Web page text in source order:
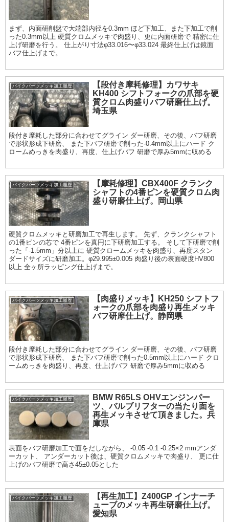
まず、内面研削盤で大端部内径を0.3mm ほど下加工、また下加工で削
った0.3mm以上 硬質クロムメッキで肉盛り、更に内面研磨で 精密に仕
上げ研磨を行う。 仕上がり寸法φ33.016〜φ33.024 最終仕上げは鏡面
バフ仕上げまで。
バイクパーツメッキ加工履歴
【段付き摩耗修理】カワサキ
KH400 シフトフォークの爪部を硬
質クロム肉盛りバフ研磨仕上げ。
埼玉県
段付き摩耗した部分に合わせてグライン ダー研磨、その後、バフ研磨
で形状形成下研磨、 また下バフ研磨で削った-0.4mm以上にハード ク
ロームめっきを肉盛り、再度、仕上げバフ 研磨で厚み5mmに収める
バイクパーツメッキ加工履歴
【摩耗修理】CBX400F クランク
シャフトの4番ピンを硬質クロム肉
盛り研磨仕上げ。岡山県
硬質クロムメッキと研磨加工で再生します。 先ず、クランクシャフト
の1番ピンの芯で 4番ピンを真円に下研磨加工する。 そして下研磨で削
った「-1.5mm」分以上に 硬質クロームメッキを肉盛り、再度スタン
ダードサイズに研磨加工。φ29.995±0.005 肉盛り後の表面硬度HV800
以上 全ヶ所ラッピング仕上げまで。
バイクパーツメッキ加工履歴
【肉盛りメッキ】KH250 シフトフ
ォークの爪部を肉盛り再生メッキ
バフ研摩仕上げ。静岡県
段付き摩耗した部分に合わせてグライン ダー研磨、その後、バフ研磨
で形状形成下研磨、 また下バフ研磨で削った0.5mm以上にハード クロ
ームめっきを肉盛り、再度、仕上げバフ 研磨で厚み5mmに収める
バイクパーツメッキ加工履歴
BMW R65LS OHVエンジンパー
ツ、バルブリフターの当たり面を
再生メッキさせて頂きました。兵
庫県
表面をバフ研磨加工で面をだしながら、 -0.05 -0.1 -0.25×2 mmアンダ
ーカット、 アンダーカット後は、硬質クロムメッキで肉盛り、 更に仕
上げのバフ研磨で高さ45±0.05とした
バイクパーツメッキ加工履歴
【再生加工】Z400GP インナーチ
ューブのメッキ再生研磨仕上げ。
愛知県